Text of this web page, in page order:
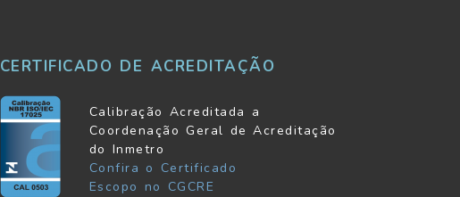
CERTIFICADO DE ACREDITAÇÃO
Calibração Acreditada a
Coordenação Geral de Acreditação
do Inmetro
Confira o Certificado
Escopo no CGCRE